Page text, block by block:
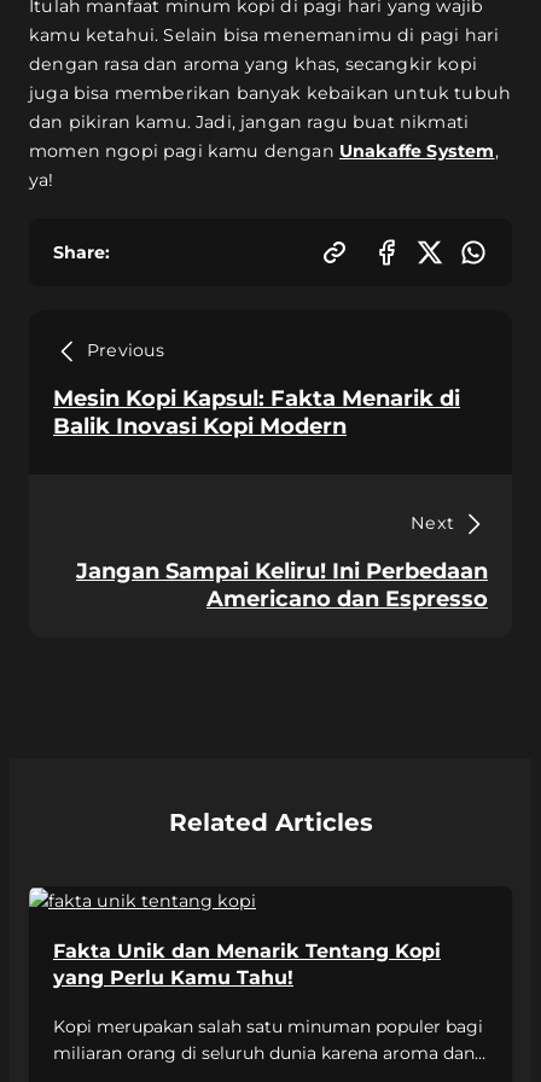
Itulah manfaat minum kopi di pagi hari yang wajib
kamu ketahui. Selain bisa menemanimu di pagi hari
dengan rasa dan aroma yang khas, secangkir kopi
juga bisa memberikan banyak kebaikan untuk tubuh
dan pikiran kamu. Jadi, jangan ragu buat nikmati
momen ngopi pagi kamu dengan Unakaffe System,
ya!
Share:
Previous
Mesin Kopi Kapsul: Fakta Menarik di
Balik Inovasi Kopi Modern
Next
Jangan Sampai Keliru! Ini Perbedaan
Americano dan Espresso
Related Articles
Fakta Unik dan Menarik Tentang Kopi
yang Perlu Kamu Tahu!
Kopi merupakan salah satu minuman populer bagi
miliaran orang di seluruh dunia karena aroma dan